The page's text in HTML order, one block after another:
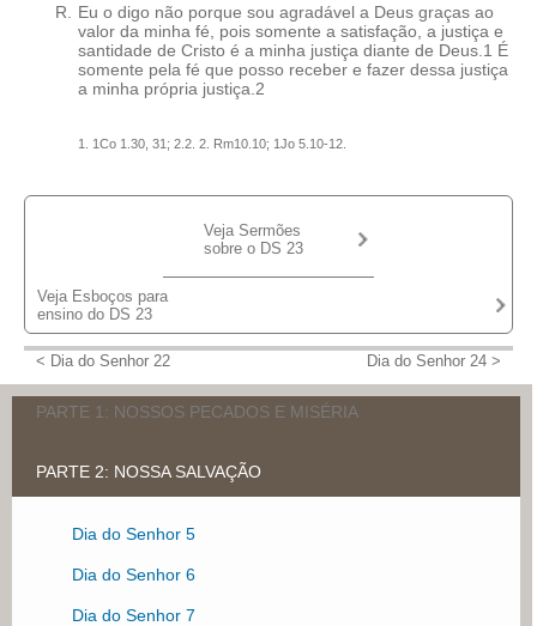
R.
Eu o digo não porque sou agradável a Deus graças ao
valor da minha fé, pois somente a satisfação, a justiça e
santidade de Cristo é a minha justiça diante de Deus.1 É
somente pela fé que posso receber e fazer dessa justiça
a minha própria justiça.2
1. 1Co 1.30, 31; 2.2. 2. Rm10.10; 1Jo 5.10-12.
Veja Sermões
sobre o DS 23
Sermão DS 23B
deGraaf, Abram
Sermão DS 23A
deGraaf, Abram
Sermão DS 23
Venema, Elso
Veja Esboços para
ensino do DS 23
Estudo no Catecismo DS 23
Havinga, Theodoro J.
< Dia do Senhor 22 Dia do Senhor 24 >
PARTE 1: NOSSOS PECADOS E MISÉRIA
Dia do Senhor 1
Dia do Senhor 2
Dia do Senhor 3
Dia do Senhor 4
PARTE 2: NOSSA SALVAÇÃO
Dia do Senhor 5
Dia do Senhor 6
Dia do Senhor 7